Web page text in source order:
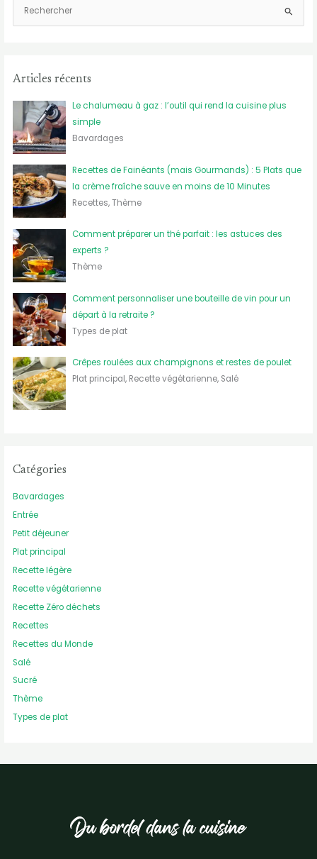
e
e
e
:
Articles récents
Le chalumeau à gaz : l’outil qui rend la cuisine plus
simple
Bavardages
Recettes de Fainéants (mais Gourmands) : 5 Plats que
la crème fraîche sauve en moins de 10 Minutes
Recettes, Thème
Comment préparer un thé parfait : les astuces des
experts ?
Thème
Comment personnaliser une bouteille de vin pour un
départ à la retraite ?
Types de plat
Crêpes roulées aux champignons et restes de poulet
Plat principal, Recette végétarienne, Salé
Catégories
Bavardages
Entrée
Petit déjeuner
Plat principal
Recette légère
Recette végétarienne
Recette Zéro déchets
Recettes
Recettes du Monde
Salé
Sucré
Thème
Types de plat